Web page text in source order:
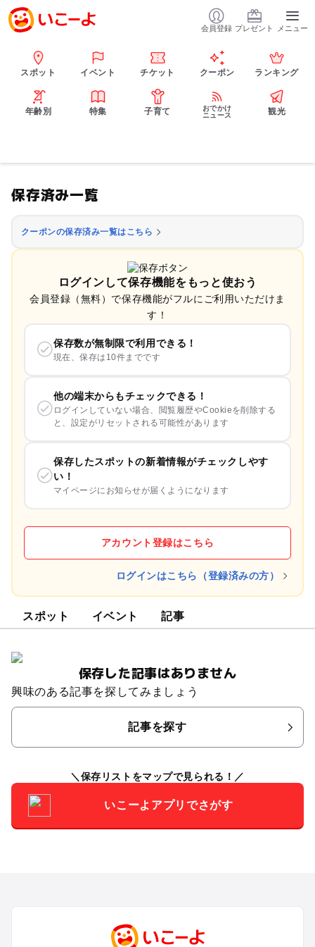
会員登録 プレゼント メニュー
スポット イベント チケット クーポン ランキング
年齢別 特集 子育て
おでかけ
ニュース
観光
保存済み一覧
クーポンの保存済み一覧はこちら
ログインして保存機能をもっと使おう
会員登録（無料）で保存機能がフルにご利用いただけま
す！
保存数が無制限で利用できる！
現在、保存は10件までです
他の端末からもチェックできる！
ログインしていない場合、閲覧履歴やCookieを削除する
と、設定がリセットされる可能性があります
保存したスポットの新着情報がチェックしやす
い！
マイページにお知らせが届くようになります
アカウント登録はこちら
ログインはこちら（登録済みの方）
スポット イベント 記事
保存した記事はありません
興味のある記事を探してみましょう
記事を探す
保存リストをマップで見られる！
いこーよアプリでさがす